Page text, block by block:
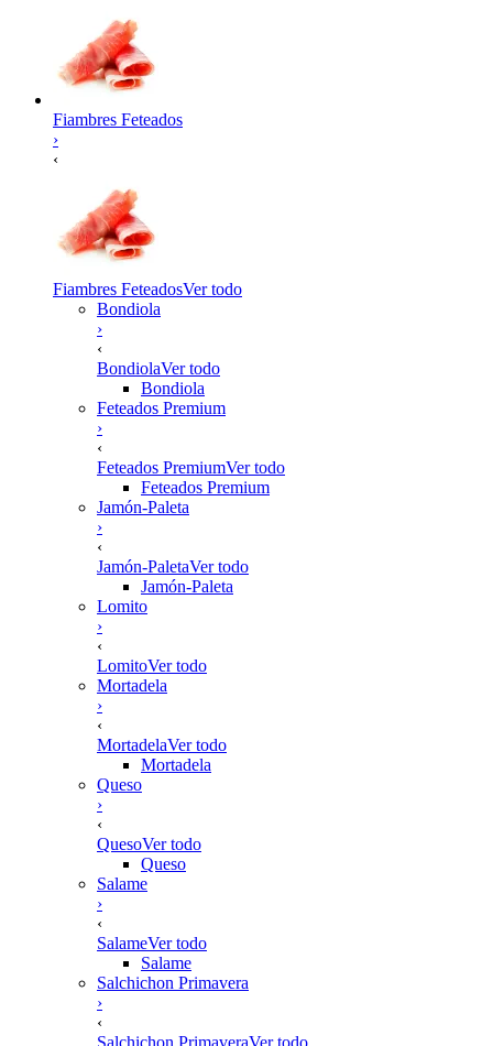
Fiambres Feteados
›
‹
Fiambres FeteadosVer todo
Bondiola
›
‹
BondiolaVer todo
Bondiola
Feteados Premium
›
‹
Feteados PremiumVer todo
Feteados Premium
Jamón-Paleta
›
‹
Jamón-PaletaVer todo
Jamón-Paleta
Lomito
›
‹
LomitoVer todo
Mortadela
›
‹
MortadelaVer todo
Mortadela
Queso
›
‹
QuesoVer todo
Queso
Salame
›
‹
SalameVer todo
Salame
Salchichon Primavera
›
‹
Salchichon PrimaveraVer todo